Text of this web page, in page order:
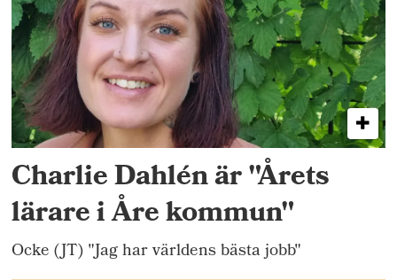
Charlie Dahlén är "Årets
lärare i Åre kommun"
Ocke (JT) "Jag har världens bästa jobb"